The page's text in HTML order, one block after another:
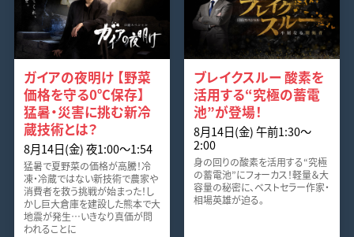
ガイアの夜明け 【野菜
価格を守る0℃保存】
猛暑・災害に挑む新冷
蔵技術とは？
8月14日(金) 夜1:00～1:54
猛暑で夏野菜の価格が高騰！冷
凍・冷蔵ではない新技術で農家や
消費者を救う挑戦が始まった！し
かし巨大倉庫を建設した熊本で大
地震が発生…いきなり真価が問
われることに
ブレイクスルー 酸素を
活用する“究極の蓄電
池”が登場！
8月14日(金) 午前1:30～
2:00
身の回りの酸素を活用する“究極
の蓄電池”にフォーカス！軽量＆大
容量の秘密に、ベストセラー作家・
相場英雄が迫る。